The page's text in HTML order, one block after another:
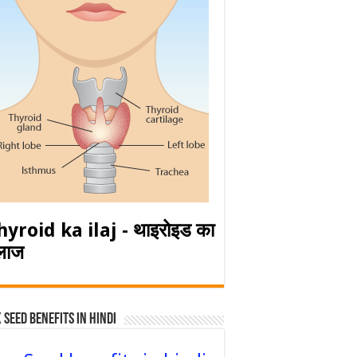
ka ilaj - थाइरोइड का
Seed Benefits in hindi